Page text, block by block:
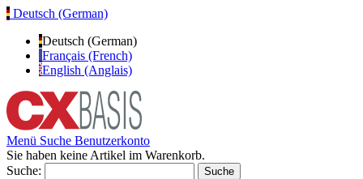
Deutsch (German)
Deutsch (German)
Français (French)
English (Anglais)
Menü Suche Benutzerkonto
Sie haben keine Artikel im Warenkorb.
Suche:
Suche